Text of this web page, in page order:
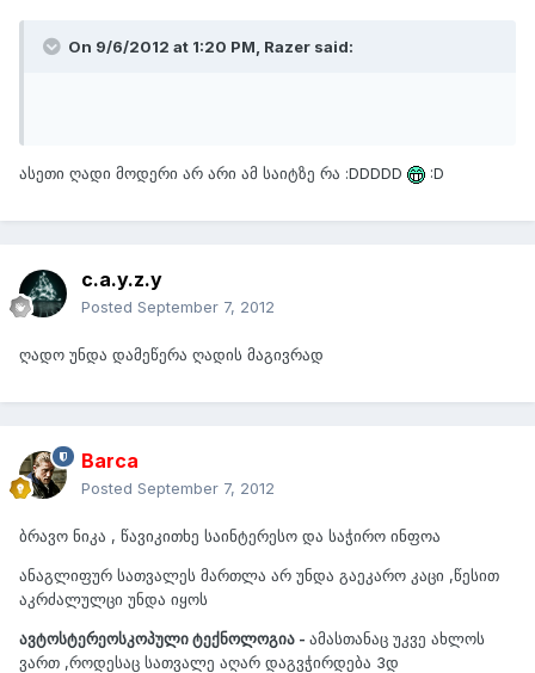
On 9/6/2012 at 1:20 PM, Razer said:
ასეთი ღადი მოდერი არ არი ამ საიტზე რა :DDDDD :D
c.a.y.z.y
Posted September 7, 2012
ღადო უნდა დამეწერა ღადის მაგივრად
Barca
Posted September 7, 2012
ბრავო ნიკა , წავიკითხე საინტერესო და საჭირო ინფოა
ანაგლიფურ სათვალეს მართლა არ უნდა გაეკარო კაცი ,წესით
აკრძალულცი უნდა იყოს
ავტოსტერეოსკოპული ტექნოლოგია - ამასთანაც უკვე ახლოს
ვართ ,როდესაც სათვალე აღარ დაგვჭირდება 3დ